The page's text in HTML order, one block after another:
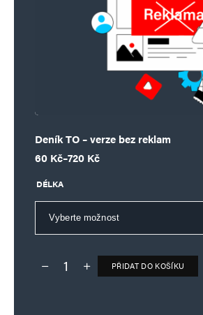
Deník TO – verze bez reklam
60 Kč–720 Kč
Rozpětí cen: 60 Kč až 720 Kč
DÉLKA
Deník TO – verze bez reklam množství
PŘIDAT DO KOŠÍKU